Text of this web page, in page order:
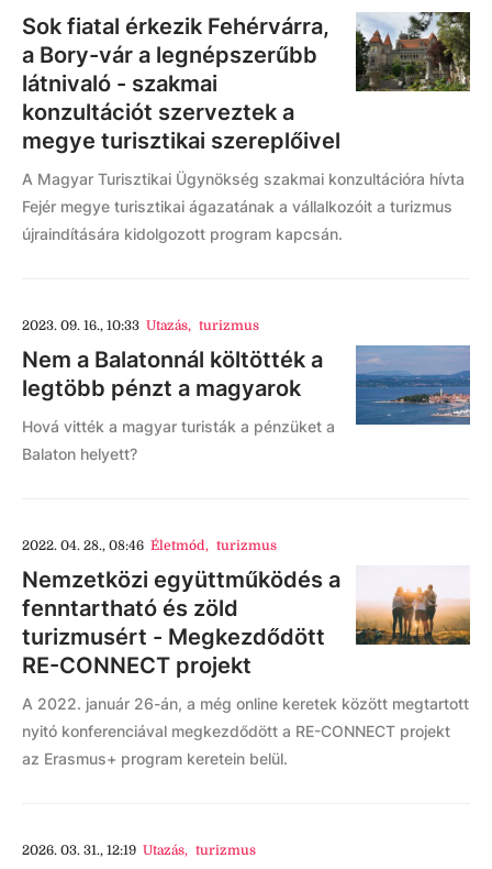
Sok fiatal érkezik Fehérvárra,
a Bory-vár a legnépszerűbb
látnivaló - szakmai
konzultációt szerveztek a
megye turisztikai szereplőivel
A Magyar Turisztikai Ügynökség szakmai konzultációra hívta
Fejér megye turisztikai ágazatának a vállalkozóit a turizmus
újraindítására kidolgozott program kapcsán.
2023. 09. 16., 10:33 Utazás, turizmus
Nem a Balatonnál költötték a
legtöbb pénzt a magyarok
Hová vitték a magyar turisták a pénzüket a
Balaton helyett?
2022. 04. 28., 08:46 Életmód, turizmus
Nemzetközi együttműködés a
fenntartható és zöld
turizmusért - Megkezdődött
RE-CONNECT projekt
A 2022. január 26-án, a még online keretek között megtartott
nyitó konferenciával megkezdődött a RE-CONNECT projekt
az Erasmus+ program keretein belül.
2026. 03. 31., 12:19 Utazás, turizmus